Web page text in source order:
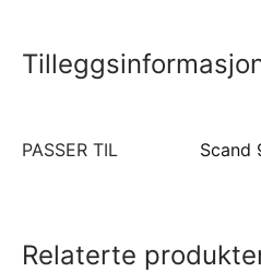
PASSER TIL Scand
Relaterte